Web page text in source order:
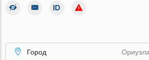
Город
Ориуэла